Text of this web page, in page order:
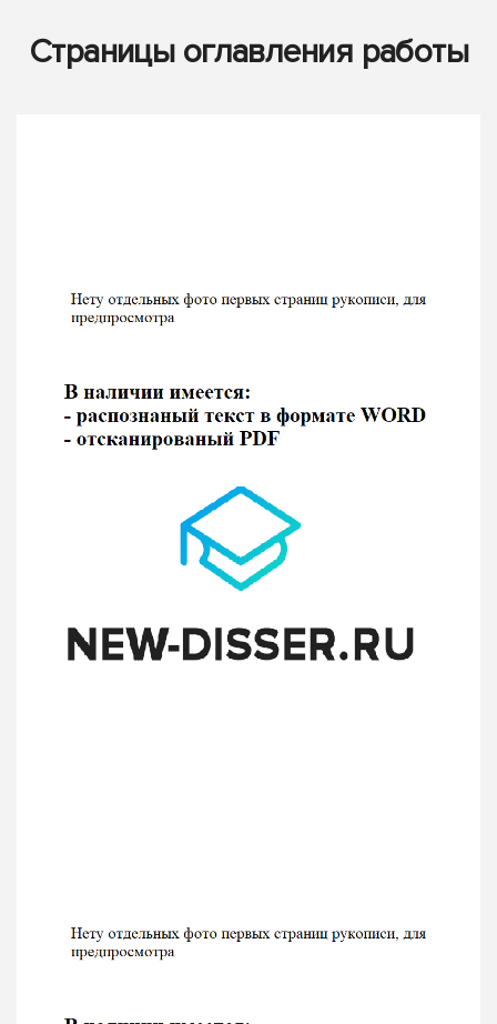
Страницы оглавления работы